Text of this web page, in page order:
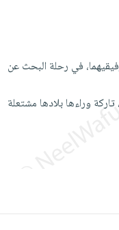
في رحلة البحث عن
وراءها بلادها مشتعلة